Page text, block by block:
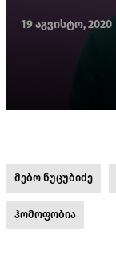
19 აგვისტო, 2020
მებო ნუცუბიძე
ჰომოფობია